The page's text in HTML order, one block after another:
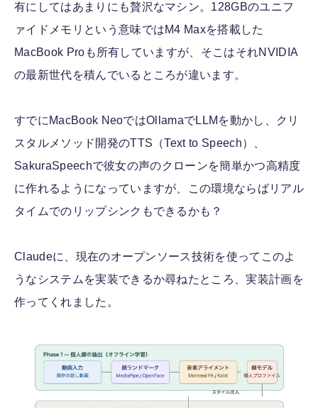
有にしてはあまりにも贅沢なマシン。128GBのユニフ
ァイドメモリという意味ではM4 Maxを搭載した
MacBook Proも所有していますが、そこはそれNVIDIA
の最新世代を積んでいるところが違います。
すでにMacBook NeoではOllamaでLLMを動かし、クリ
スタルメソッド開発のTTS（Text to Speech）、
SakuraSpeechで彼女の声のクローンを簡単かつ高精度
に作れるようになっていますが、この環境ならばリアル
タイムでのリップシンクもできるかも？
Claudeに、現在のオープンソース技術を使ってこのよ
うなシステムを実装できるか尋ねたところ、実装計画を
作ってくれました。